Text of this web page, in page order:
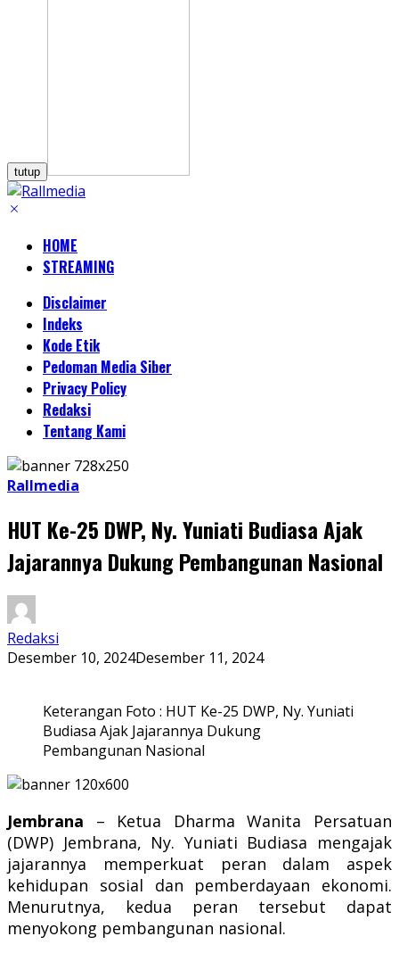
tutup
HOME
STREAMING
Disclaimer
Indeks
Kode Etik
Pedoman Media Siber
Privacy Policy
Redaksi
Tentang Kami
Rallmedia
HUT Ke-25 DWP, Ny. Yuniati Budiasa Ajak
Jajarannya Dukung Pembangunan Nasional
Redaksi
Desember 10, 2024Desember 11, 2024
Keterangan Foto : HUT Ke-25 DWP, Ny. Yuniati
Budiasa Ajak Jajarannya Dukung
Pembangunan Nasional
Jembrana – Ketua Dharma Wanita Persatuan
(DWP) Jembrana, Ny. Yuniati Budiasa mengajak
jajarannya memperkuat peran dalam aspek
kehidupan sosial dan pemberdayaan ekonomi.
Menurutnya, kedua peran tersebut dapat
menyokong pembangunan nasional.